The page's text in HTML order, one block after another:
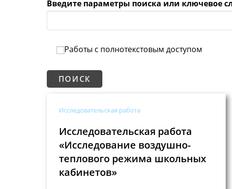
Введите параметры поиска или ключевое
Работы с полнотекстовым доступом
Исследовательская работа
Исследовательская работа
«Исследование воздушно-
теплового режима школьных
кабинетов»